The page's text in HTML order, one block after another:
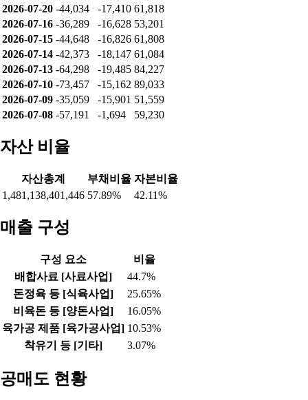
2026-07-20 -44,034 -17,410 61,818
2026-07-16 -36,289 -16,628 53,201
2026-07-15 -44,648 -16,826 61,808
2026-07-14 -42,373 -18,147 61,084
2026-07-13 -64,298 -19,485 84,227
2026-07-10 -73,457 -15,162 89,033
2026-07-09 -35,059 -15,901 51,559
2026-07-08 -57,191 -1,694 59,230
자산 비율
자산총계 부채비율 자본비율
1,481,138,401,446 57.89% 42.11%
매출 구성
구성 요소
비율
배합사료 [사료사업]
44.7%
돈정육 등 [식육사업]
25.65%
비육돈 등 [양돈사업]
16.05%
육가공 제품 [육가공사업] 10.53%
착유기 등 [기타]
3.07%
공매도 현황